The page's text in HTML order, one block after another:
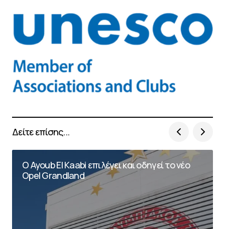
Δείτε επίσης...
O Ayoub El Kaabi επιλέγει και οδηγεί το νέο
Opel Grandland